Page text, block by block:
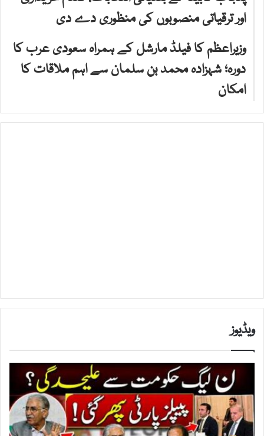
اور ترقیاتی منصوبوں کی منظوری دے دی
وزیراعظم کا فیلڈ مارشل کے ہمراہ سعودی عرب کا
دورہ؛ شہزادہ محمد بن سلمان سے اہم ملاقات کا
امکان
ویڈیوز